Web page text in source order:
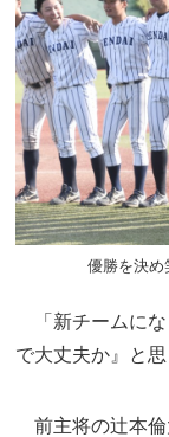
優勝を決め
「新チームにな
で大丈夫か』と
前主将の辻本倫